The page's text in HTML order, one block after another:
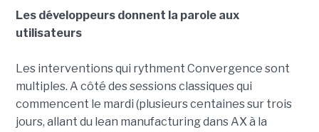
Les développeurs donnent la parole aux
utilisateurs
Les interventions qui rythment Convergence sont
multiples. A côté des sessions classiques qui
commencent le mardi (plusieurs centaines sur trois
jours, allant du lean manufacturing dans AX à la